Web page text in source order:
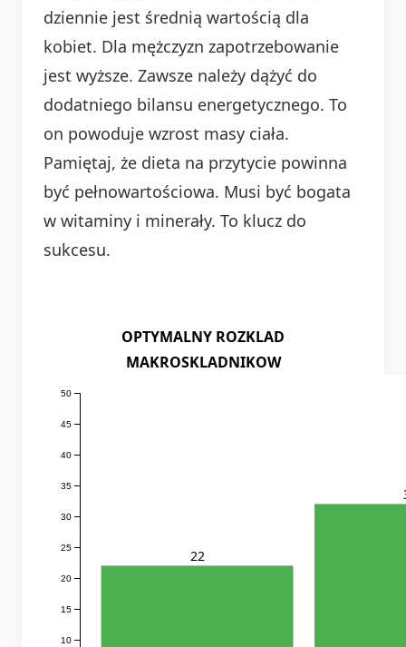
dziennie jest średnią wartością dla
kobiet. Dla mężczyzn zapotrzebowanie
jest wyższe. Zawsze należy dążyć do
dodatniego bilansu energetycznego. To
on powoduje wzrost masy ciała.
Pamiętaj, że dieta na przytycie powinna
być pełnowartościowa. Musi być bogata
w witaminy i minerały. To klucz do
sukcesu.
OPTYMALNY ROZKLAD
MAKROSKLADNIKOW
10
15
20
25
30
35
40
45
50
22